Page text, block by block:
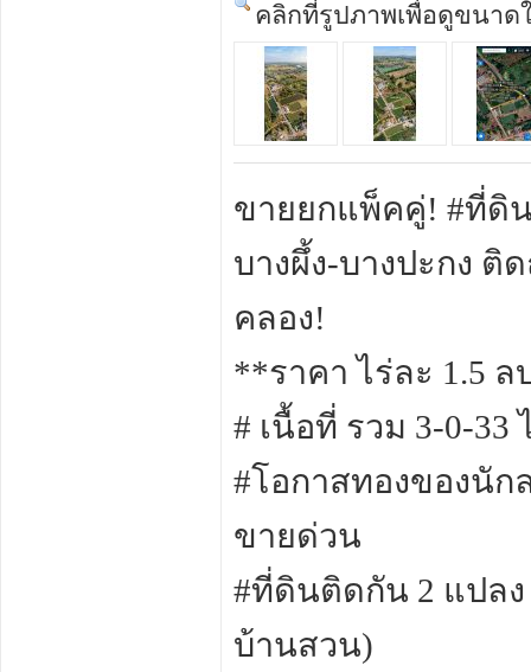
คลิกที่รูปภาพเพื่อดูขนาด
ขายยกแพ็คคู่! #ที่ดิน
บางผึ้ง-บางปะกง
คลอง!
**ราคา ไร่ละ 1.5 ล
# เนื้อที่ รวม 3-0-33
#โอกาสทองของนั
ขายด่วน
#ที่ดินติดกัน 2 แปล
บ้านสวน)